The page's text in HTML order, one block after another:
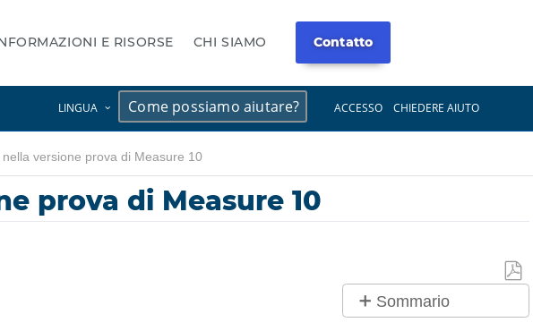
E RISORSE CHI SIAMO Contatto
LINGUA ACCESSO CHIEDERE AIUTO
versione prova di Measure 10
prova di Measure 10
Sommario